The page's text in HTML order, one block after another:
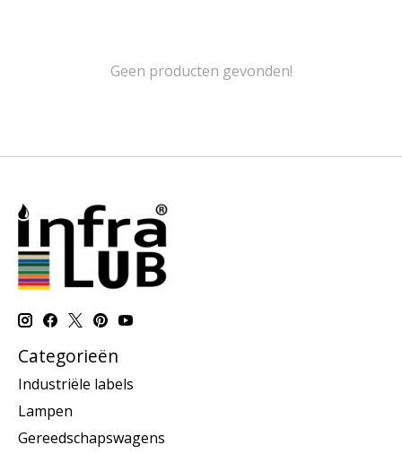
Geen producten gevonden!
Categorieën
Industriële labels
Lampen
Gereedschapswagens